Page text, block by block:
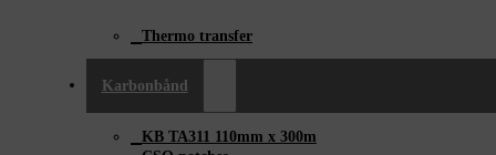
Thermo transfer
Karbonbånd
KB TA311 110mm x ­300m